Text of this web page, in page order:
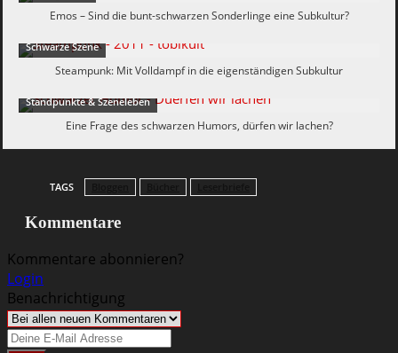
Emos – Sind die bunt-schwarzen Sonderlinge eine Subkultur?
Schwarze Szene
Steampunk: Mit Volldampf in die eigenständigen Subkultur
Standpunkte & Szeneleben
Eine Frage des schwarzen Humors, dürfen wir lachen?
TAGS
Kommentare
Kommentare abonnieren?
Login
Benachrichtigung